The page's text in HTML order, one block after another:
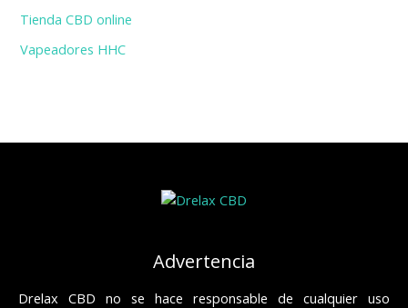
Tienda CBD online
Vapeadores HHC
Advertencia
Drelax CBD no se hace responsable de cualquier uso